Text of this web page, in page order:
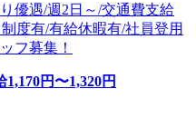
優遇/週2日～/交通費支給
度有/有給休暇有/社員登用
フ募集！
1,170円〜1,320円